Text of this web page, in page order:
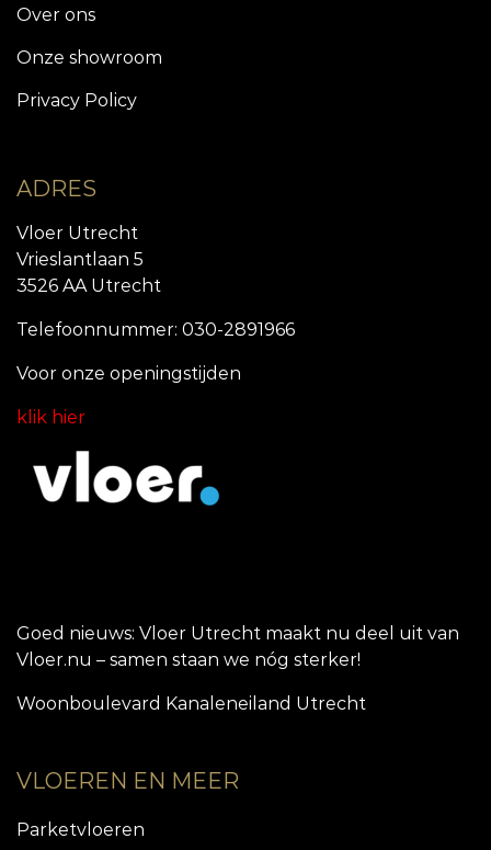
Over ons
Onze showroom
Privacy Policy
ADRES
Vloer Utrecht
Vrieslantlaan 5
3526 AA Utrecht
Telefoonnummer: 030-2891966
Voor onze openingstijden
klik hier
Goed nieuws: Vloer Utrecht maakt nu deel uit van
Vloer.nu – samen staan we nóg sterker!
Woonboulevard Kanaleneiland Utrecht
VLOEREN EN MEER
Parketvloeren